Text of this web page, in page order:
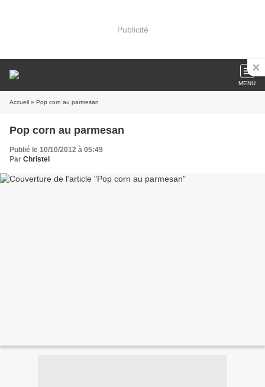
Publicité
MENU
Accueil » Pop corn au parmesan
Pop corn au parmesan
Publié le 10/10/2012 à 05:49
Par Christel